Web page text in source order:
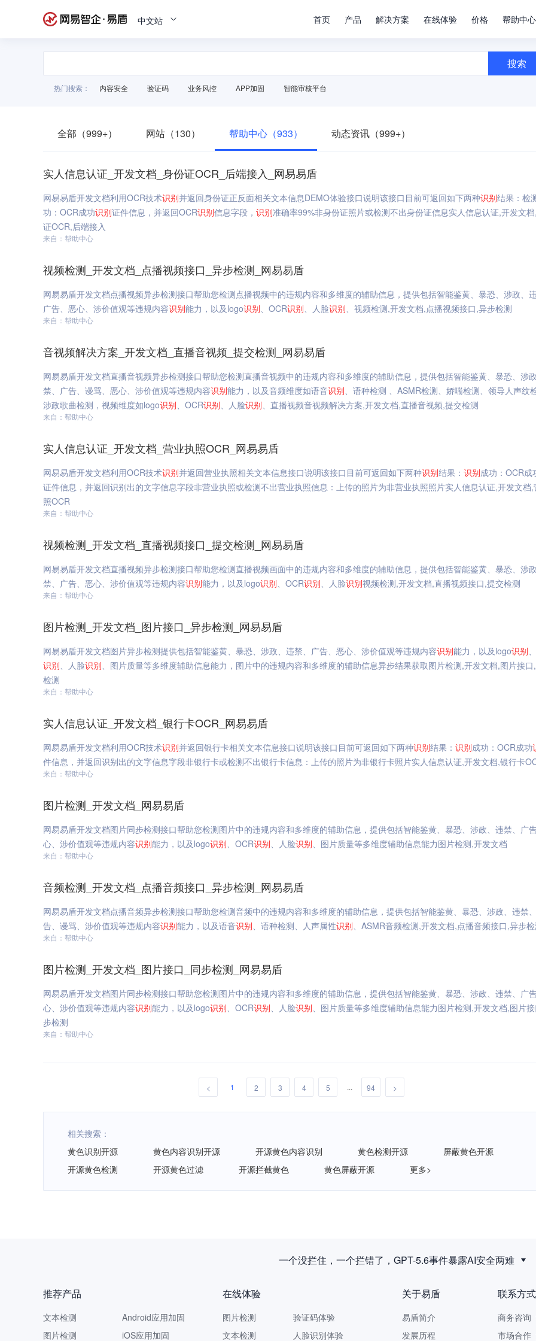
中文站 首页 产品 解决方案 在线体验 价格 帮助中心
搜索
热门搜索： 内容安全 验证码 业务风控 APP加固 智能审核平台
全部（999+） 网站（130） 帮助中心（933） 动态资讯（999+）
实人信息认证_开发文档_身份证OCR_后端接入_网易易盾
网易易盾开发文档利用OCR技术识别并返回身份证正反面相关文本信息DEMO体验接口说明该接口目前可返回如下两种识别结果：检
功：OCR成功识别证件信息，并返回OCR识别信息字段， 识别准确率99%非身份证照片或检测不出身份证信息实人信息认证,开发文
证OCR,后端接入
来自：帮助中心
视频检测_开发文档_点播视频接口_异步检测_网易易盾
网易易盾开发文档点播视频异步检测接口帮助您检测点播视频中的违规内容和多维度的辅助信息，提供包括智能鉴黄、暴恐、涉政、违
广告、恶心、涉价值观等违规内容识别能力，以及logo识别、OCR识别、人脸识别、视频检测,开发文档,点播视频接口,异步检测
来自：帮助中心
音视频解决方案_开发文档_直播音视频_提交检测_网易易盾
网易易盾开发文档直播音视频异步检测接口帮助您检测直播音视频中的违规内容和多维度的辅助信息，提供包括智能鉴黄、暴恐、涉
禁、广告、谩骂、恶心、涉价值观等违规内容识别能力，以及音频维度如语音识别、语种检测 、ASMR检测、娇喘检测、领导人声纹检
涉政歌曲检测，视频维度如logo识别、OCR识别、人脸识别、直播视频音视频解决方案,开发文档,直播音视频,提交检测
来自：帮助中心
实人信息认证_开发文档_营业执照OCR_网易易盾
网易易盾开发文档利用OCR技术识别并返回营业执照相关文本信息接口说明该接口目前可返回如下两种识别结果： 识别成功：OCR成
证件信息，并返回识别出的文字信息字段非营业执照或检测不出营业执照信息：上传的照片为非营业执照照片实人信息认证,开发文档
照OCR
来自：帮助中心
视频检测_开发文档_直播视频接口_提交检测_网易易盾
网易易盾开发文档直播视频异步检测接口帮助您检测直播视频画面中的违规内容和多维度的辅助信息，提供包括智能鉴黄、暴恐、涉
禁、广告、恶心、涉价值观等违规内容识别能力，以及logo识别、OCR识别、人脸识别视频检测,开发文档,直播视频接口,提交检测
来自：帮助中心
图片检测_开发文档_图片接口_异步检测_网易易盾
网易易盾开发文档图片异步检测提供包括智能鉴黄、暴恐、涉政、违禁、广告、恶心、涉价值观等违规内容识别能力，以及logo识别
识别、人脸识别、图片质量等多维度辅助信息能力，图片中的违规内容和多维度的辅助信息异步结果获取图片检测,开发文档,图片接口
检测
来自：帮助中心
实人信息认证_开发文档_银行卡OCR_网易易盾
网易易盾开发文档利用OCR技术识别并返回银行卡相关文本信息接口说明该接口目前可返回如下两种识别结果： 识别成功：OCR成功
件信息，并返回识别出的文字信息字段非银行卡或检测不出银行卡信息：上传的照片为非银行卡照片实人信息认证,开发文档,银行卡
来自：帮助中心
图片检测_开发文档_网易易盾
网易易盾开发文档图片同步检测接口帮助您检测图片中的违规内容和多维度的辅助信息，提供包括智能鉴黄、暴恐、涉政、违禁、广
心、涉价值观等违规内容识别能力，以及logo识别、OCR识别、人脸识别、图片质量等多维度辅助信息能力图片检测,开发文档
来自：帮助中心
音频检测_开发文档_点播音频接口_异步检测_网易易盾
网易易盾开发文档点播音频异步检测接口帮助您检测音频中的违规内容和多维度的辅助信息，提供包括智能鉴黄、暴恐、涉政、违禁
告、谩骂、涉价值观等违规内容识别能力，以及语音识别、语种检测、人声属性识别、ASMR音频检测,开发文档,点播音频接口,异步
来自：帮助中心
图片检测_开发文档_图片接口_同步检测_网易易盾
网易易盾开发文档图片同步检测接口帮助您检测图片中的违规内容和多维度的辅助信息，提供包括智能鉴黄、暴恐、涉政、违禁、广
心、涉价值观等违规内容识别能力，以及logo识别、OCR识别、人脸识别、图片质量等多维度辅助信息能力图片检测,开发文档,图片
步检测
来自：帮助中心
< 1 2 3 4 5 ... 94 >
相关搜索：
黄色识别开源
黄色内容识别开源 开源黄色内容识别 黄色检测开源
屏蔽黄色开源
开源黄色检测
开源黄色过滤 开源拦截黄色 黄色屏蔽开源 更多>
新规落地后，拟人化互动服务如何建立安全合规体系？
推荐产品
文本检测
图片检测
Android应用加固
iOS应用加固
在线体验
图片检测
文本检测
验证码体验
人脸识别体验
关于易盾
易盾简介
发展历程
联系方式
商务咨询
市场合作